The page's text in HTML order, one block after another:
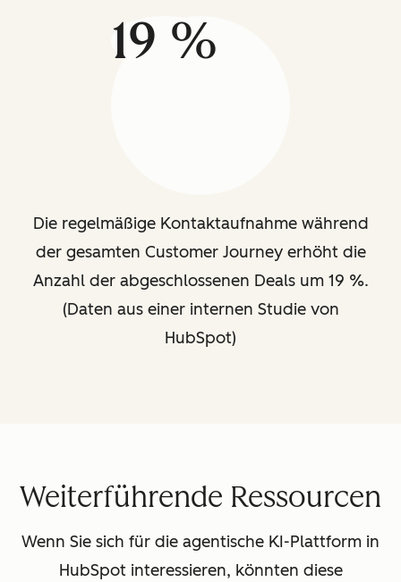
19 %
Die regelmäßige Kontaktaufnahme während
der gesamten Customer Journey erhöht die
Anzahl der abgeschlossenen Deals um 19 %.
(Daten aus einer internen Studie von
HubSpot)
Weiterführende Ressourcen
Wenn Sie sich für die agentische KI-Plattform in
HubSpot interessieren, könnten diese